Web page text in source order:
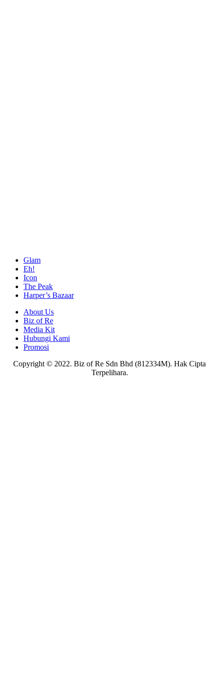
Glam
Eh!
Icon
The Peak
Harper’s Bazaar
About Us
Biz of Re
Media Kit
Hubungi Kami
Promosi
Copyright © 2022. Biz of Re Sdn Bhd (812334M). Hak Cipta
Terpelihara.